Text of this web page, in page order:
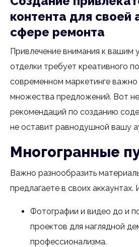
контента для своей
сфере ремонта
Привлечение внимания к вашим
отделки требует креативного
современном маркетинге важно
множества предложений. Вот
рекомендаций по созданию
не оставит равнодушной вашу
Многогранные
Важно разнообразить
предлагаете в своих аккаунтах.
Фотографии и видео до и
проектов для наглядной
профессионализма.